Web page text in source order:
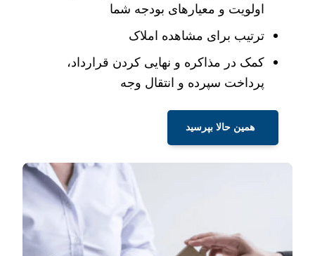
اولویت و معیارهای بودجه شما
ترتیب برای مشاهده املاک
کمک در مذاکره و نهایی کردن قرارداد،
پرداخت سپرده و انتقال وجه
همین حالا بپرسید